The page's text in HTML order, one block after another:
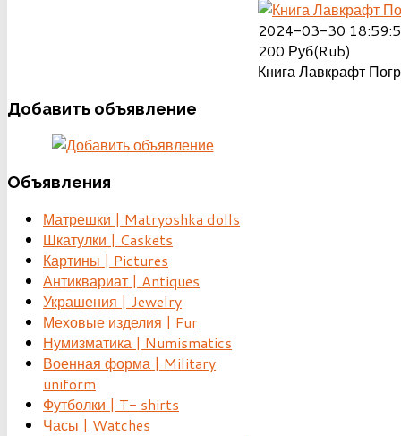
2024-03-30
200 Руб(Rub)
Книга Лавкрафт
Добавить объявление
Объявления
Матрешки | Matryoshka dolls
Шкатулки | Caskets
Картины | Pictures
Антиквариат | Antiques
Украшения | Jewelry
Меховые изделия | Fur
Нумизматика | Numismatics
Военная форма | Military
uniform
Футболки | T- shirts
Часы | Watches